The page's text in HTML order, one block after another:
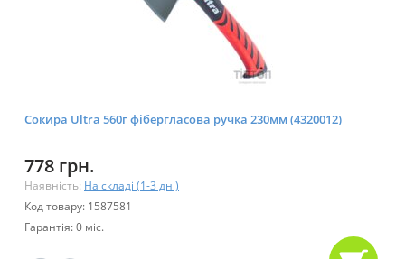
Сокира Ultra 560г фібергласова ручка 230мм (4320012)
778 грн.
Наявність: На складі (1-3 дні)
Код товару: 1587581
Гарантія: 0 міс.